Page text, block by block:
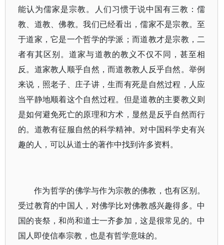
能认为儒家是宗教。人们习惯于说中国有三教：儒
教、道教、佛教。我们已经看出，儒家不是宗教。至
于道家，它是一个哲学的学派；而道教才是宗教，二
者有其区别。道家与道教的教义不仅不同，甚至相
反。道家教人顺乎自然，而道教教人反乎自然。举例
来说，照老子、庄子讲，生而有死是自然过程，人应
当平静地顺着这个自然过程。但是道教的主要教义则
是如何避免死亡的原理和方术，显然是反乎自然而行
的。道教有征服自然的科学精神。对中国科学史有兴
趣的人，可以从道士的著作中找到许多资料。
作为哲学的佛学与作为宗教的佛教，也有区别。
受过教育的中国人，对佛学比对佛教感兴趣得多。中
国的丧祭，和尚和道士一齐参加，这是很常见的。中
国人即使信奉宗教，也是有哲学意味的。